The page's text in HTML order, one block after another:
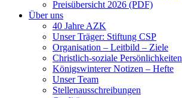
Preisübersicht 2026 (PDF)
Über uns
40 Jahre AZK
Unser Träger: Stiftung CSP
Organisation – Leitbild – Ziele
Christlich-soziale Persönlichkeiten
Königswinterer Notizen – Hefte
Unser Team
Stellenausschreibungen